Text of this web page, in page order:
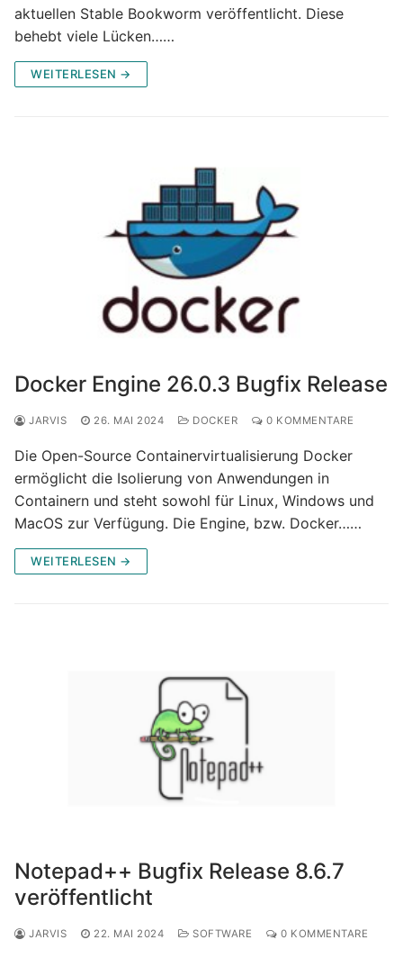
aktuellen Stable Bookworm veröffentlicht. Diese
behebt viele Lücken……
WEITERLESEN →
Docker Engine 26.0.3 Bugfix Release
JARVIS 26. MAI 2024 DOCKER 0 KOMMENTARE
Die Open-Source Containervirtualisierung Docker
ermöglicht die Isolierung von Anwendungen in
Containern und steht sowohl für Linux, Windows und
MacOS zur Verfügung. Die Engine, bzw. Docker……
WEITERLESEN →
Notepad++ Bugfix Release 8.6.7
veröffentlicht
JARVIS 22. MAI 2024 SOFTWARE 0 KOMMENTARE